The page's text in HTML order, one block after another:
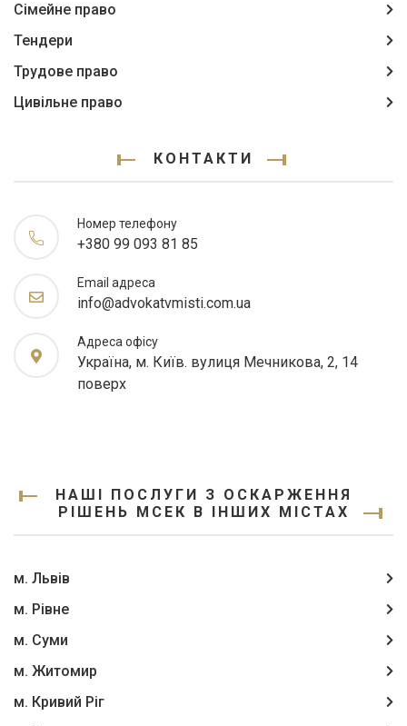
Сімейне право
Тендери
Трудове право
Цивільне право
КОНТАКТИ
Номер телефону
+380 99 093 81 85
Email адреса
info@advokatvmisti.com.ua
Адреса офісу
Україна, м. Київ. вулиця Мечникова, 2, 14
поверх
НАШІ ПОСЛУГИ З ОСКАРЖЕННЯ
РІШЕНЬ МСЕК В ІНШИХ МІСТАХ
м. Львів
м. Рівне
м. Суми
м. Житомир
м. Кривий Ріг